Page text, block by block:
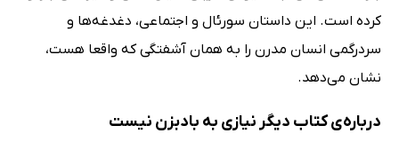
کرده است. این داستان سورئال و اجتماعی، دغدغه‌ها و
سردرگمی انسان مدرن را به همان آشفتگی که واقعا هست،
نشان می‌دهد.
درباره‌ی کتاب دیگر نیازی به بادبزن نیست